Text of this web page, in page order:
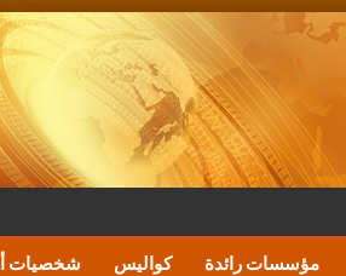
شخصيات كواليس مؤسسات رائدة